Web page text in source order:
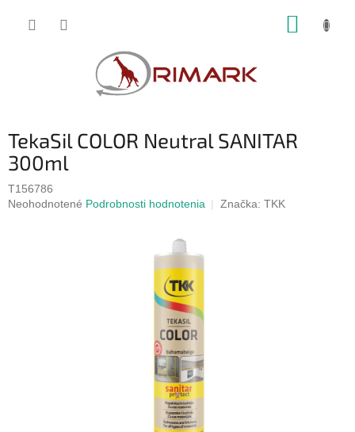
TekaSil COLOR Neutral SANITAR
300ml
T156786
Priemerné
Neohodnotené Podrobnosti hodnotenia Značka: TKK